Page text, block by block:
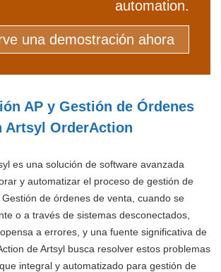
automation.
una demostración ahora
AP y Gestión de Órdenes
Artsyl OrderAction
es una solución de software avanzada
y automatizar el proceso de gestión de
de órdenes de venta, cuando se
o a través de sistemas desconectados,
a errores, y una fuente significativa de
de Artsyl busca resolver estos problemas
integral y automatizado para gestión de